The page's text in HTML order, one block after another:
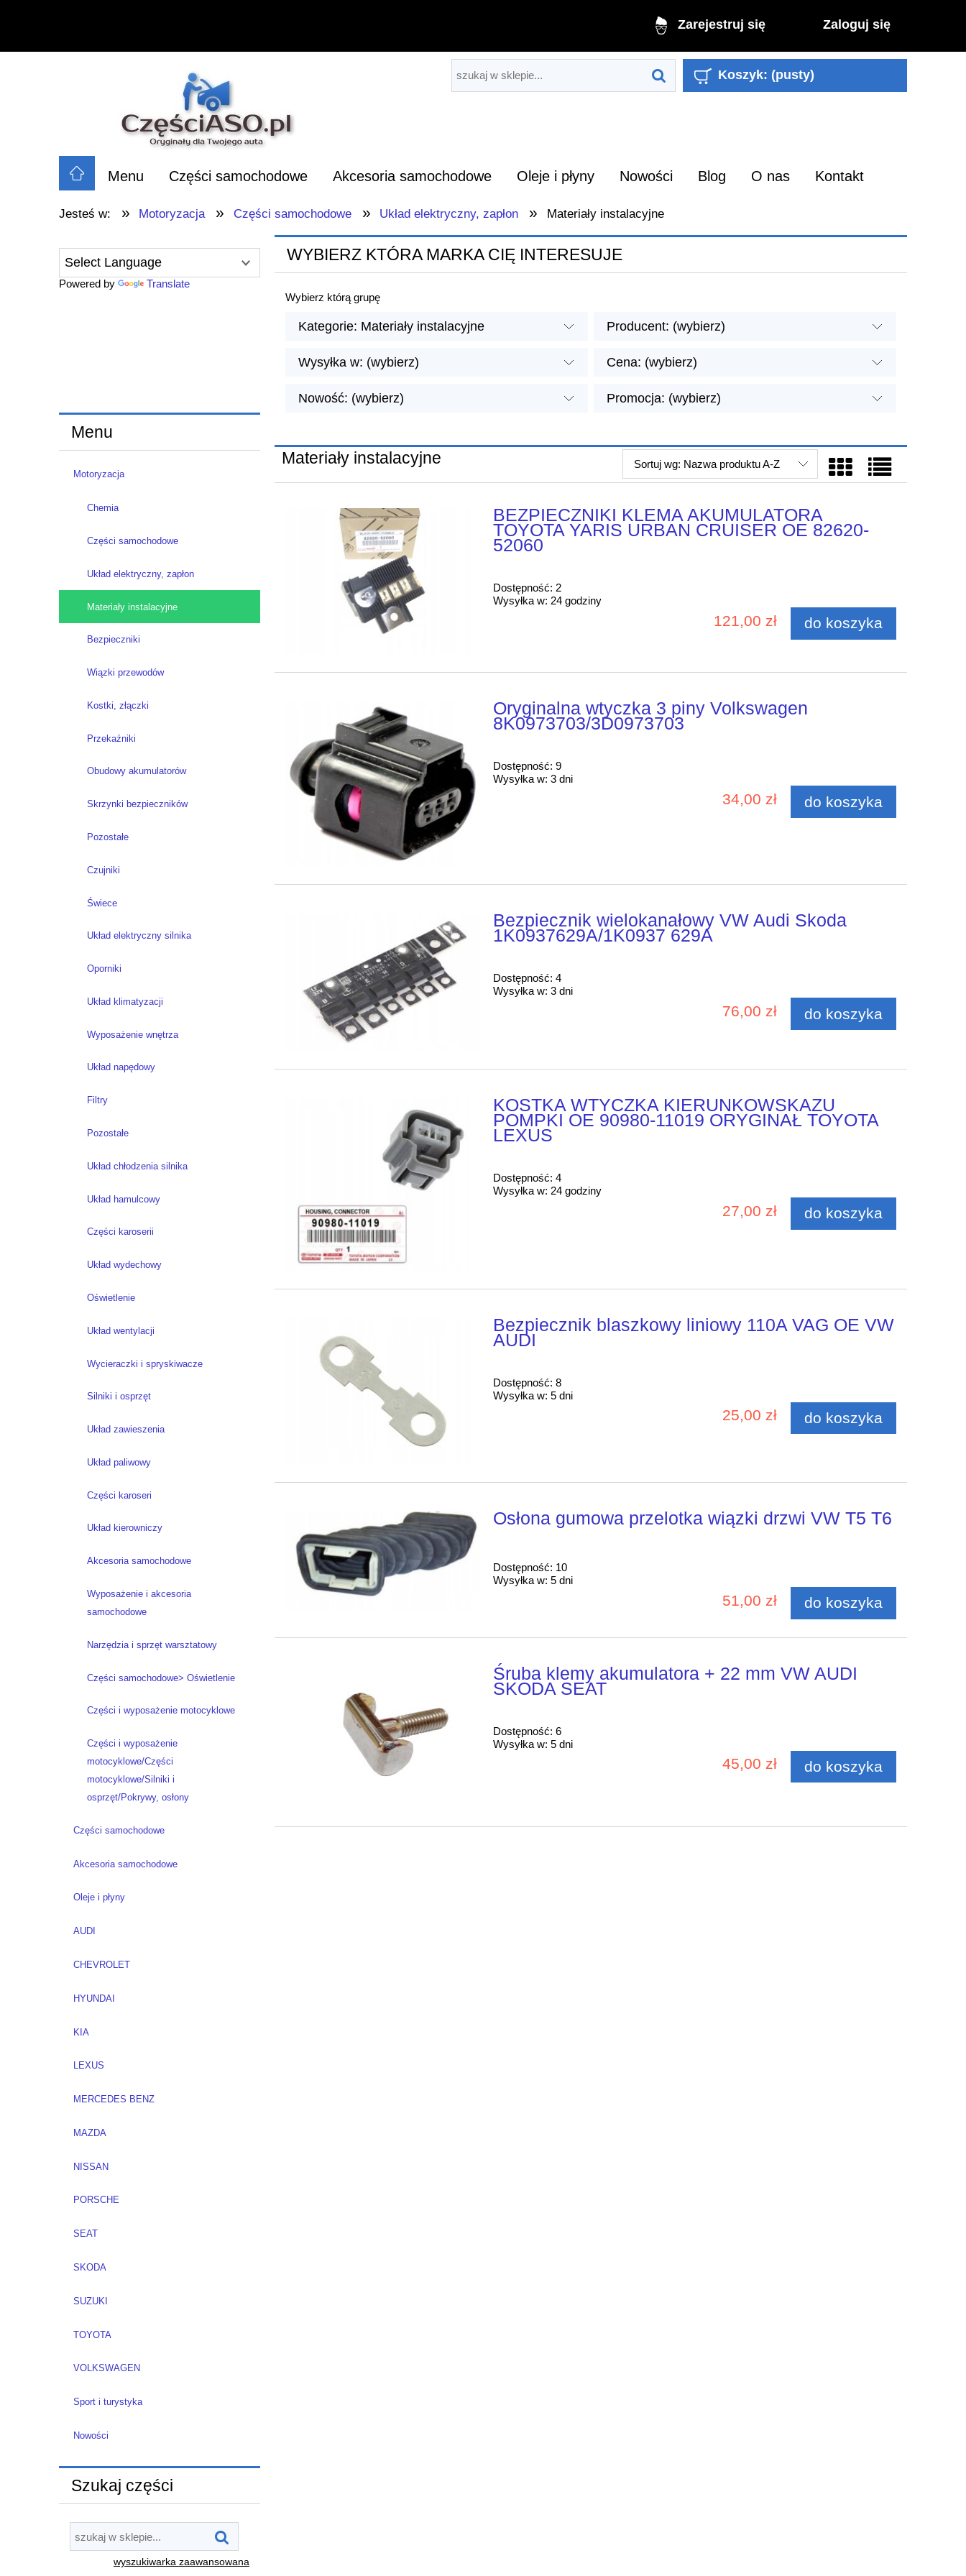
Zarejestruj się Zaloguj się
Koszyk: (pusty)
Menu Części samochodowe Akcesoria samochodowe Oleje i płyny Nowości Blog O nas Kontakt
Jesteś w: » Motoryzacja » Części samochodowe » Układ elektryczny, zapłon » Materiały instalacyjne
Powered by Translate
Menu
Motoryzacja
Chemia
Części samochodowe
Układ elektryczny, zapłon
Materiały instalacyjne
Bezpieczniki
Wiązki przewodów
Kostki, złączki
Przekaźniki
Obudowy akumulatorów
Skrzynki bezpieczników
Pozostałe
Czujniki
Świece
Układ elektryczny silnika
Oporniki
Układ klimatyzacji
Wyposażenie wnętrza
Układ napędowy
Filtry
Pozostałe
Układ chłodzenia silnika
Układ hamulcowy
Części karoserii
Układ wydechowy
Oświetlenie
Układ wentylacji
Wycieraczki i spryskiwacze
Silniki i osprzęt
Układ zawieszenia
Układ paliwowy
Części karoseri
Układ kierowniczy
Akcesoria samochodowe
Wyposażenie i akcesoria
samochodowe
Narzędzia i sprzęt warsztatowy
Części samochodowe> Oświetlenie
Części i wyposażenie motocyklowe
Części i wyposażenie
motocyklowe/Części
motocyklowe/Silniki i
osprzęt/Pokrywy, osłony
Części samochodowe
Akcesoria samochodowe
Oleje i płyny
AUDI
CHEVROLET
HYUNDAI
KIA
LEXUS
MERCEDES BENZ
MAZDA
NISSAN
PORSCHE
SEAT
SKODA
SUZUKI
TOYOTA
VOLKSWAGEN
Sport i turystyka
Nowości
Szukaj części
wyszukiwarka zaawansowana
WYBIERZ KTÓRA MARKA CIĘ INTERESUJE
Wybierz którą grupę
Kategorie: Materiały instalacyjne Producent: (wybierz)
Wysyłka w: (wybierz) Cena: (wybierz)
Nowość: (wybierz) Promocja: (wybierz)
Materiały instalacyjne Sortuj wg: Nazwa produktu A-Z
BEZPIECZNIKI KLEMA AKUMULATORA
TOYOTA YARIS URBAN CRUISER OE 82620-
52060
Dostępność: 2
Wysyłka w: 24 godziny
121,00 zł do koszyka
Oryginalna wtyczka 3 piny Volkswagen
8K0973703/3D0973703
Dostępność: 9
Wysyłka w: 3 dni
34,00 zł do koszyka
Bezpiecznik wielokanałowy VW Audi Skoda
1K0937629A/1K0937 629A
Dostępność: 4
Wysyłka w: 3 dni
76,00 zł do koszyka
KOSTKA WTYCZKA KIERUNKOWSKAZU
POMPKI OE 90980-11019 ORYGINAŁ TOYOTA
LEXUS
Dostępność: 4
Wysyłka w: 24 godziny
27,00 zł do koszyka
Bezpiecznik blaszkowy liniowy 110A VAG OE VW
AUDI
Dostępność: 8
Wysyłka w: 5 dni
25,00 zł do koszyka
Osłona gumowa przelotka wiązki drzwi VW T5 T6
Dostępność: 10
Wysyłka w: 5 dni
51,00 zł do koszyka
Śruba klemy akumulatora + 22 mm VW AUDI
SKODA SEAT
Dostępność: 6
Wysyłka w: 5 dni
45,00 zł do koszyka